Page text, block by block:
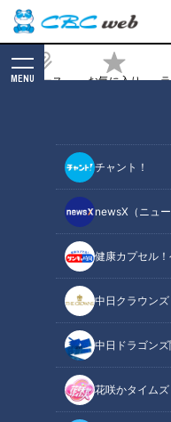
ニュース お気に入り
MENU
チャント！
newsX（ニュー
健康カプセル
中日クラウンズ
中日ドラゴン
花咲かタイムズ
そば/価格も昭和
【愛されフード】
2026/01/27 11:18